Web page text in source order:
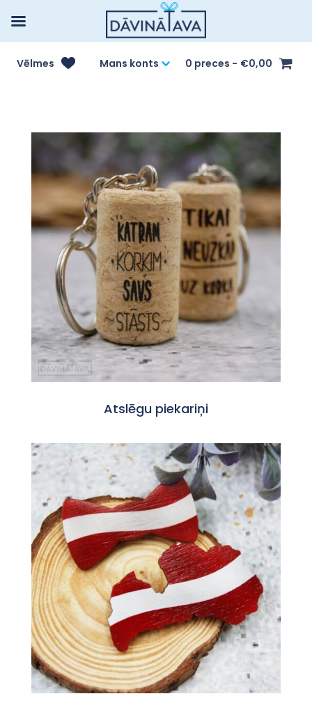
Vēlmes Mans konts 0 preces €0,00
Atslēgu piekariņi